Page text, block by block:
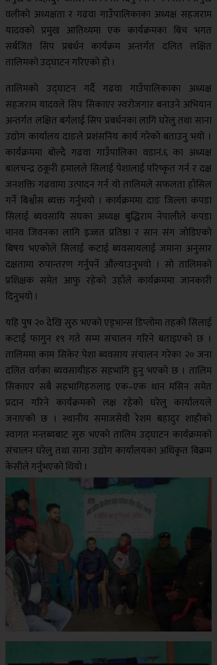
वलीको अध्यक्षता र गढवा गाउँपालिकाका अध्यक्ष सहजराम
यादवको प्रमुख आतिथ्यमा एक कार्यक्रमका बिच भगत
सर्बजित सिप प्रबर्धन कार्यक्रम अन्तर्गत दलित लक्षित
तालिमको उद्घाटन गरिएको हो ।
तालिमको उद्घाटन गर्दै गढवा गाउँपालिकाका अध्यक्ष
सहजराम यादवले सिप सिकाएर स्वरोजगार बनाउने अभियान
अन्तर्गत लक्षित बर्गलाई सिप प्रबर्धनका लागि घरेलु तथा साना
उद्योग कार्यालय दाङले प्रशंसनिय कार्य गरेको बताउनु भयो ।
कार्यक्रममा बोल्दै गढवा गाउँपालिका वडानं.६ का अध्यक्ष
बालचन्द्र ठकूरी हमालले सिलाई पेशालाई परिष्कृत गर्न र दक्ष
जनशक्ति गढवामा उत्पादन गर्न यो तालिमले सफलता हाँसिल
गर्ने बिश्वाँस ब्यक्त गर्नुभयो । कार्यक्रममा दाङ जिल्ला कपडा
सिलाई ब्यवसायि संघका अध्यक्ष बुद्धिराम नेपालीले कपडा
मानव जिवनका लागि इज्जत प्रतिष्ठा र सान संग जोडिएको
बिषय भएकोले सिलाई कटाई ब्यवसायलाई जमाना अनुसार
दक्षतामा रुपान्तरण गर्नुपर्ने औंल्याउनुभयो । सो तालिमको
प्रशिक्षक समेत आफु रहेको उहाँले कार्यक्रममा जानकारी
दिनुभयो ।
यहि पुष २० देखि सुरु भएको एड्भान्स डिप्लोमा तहको सिलाई
कटाई फागुन १९ गते सम्म संचालन गरिने बताइएको छ ।
तालिममा काम सिकेर पेशा ब्यवसाय संचालन गरेका २० जना
दलित वर्गका ब्यवसायीहरु सहभागि हुनु भएको छ । तालिम
सिकाएर सबै सहभागिहरुलाइ एक–एक थान मसिन समेत
प्रदान गरिने कार्यक्रमको लक्ष रहेको घरेलु कार्यालयले
जनाएको छ । स्थानीय समाजसेवी रेशम बहादुर शाहीको
स्वागत मन्तब्यबाट सुरु भएको तालिम उद्घाटन कार्यक्रमको
संचालन घरेलु तथा साना उद्योग कार्यालयका अधिकृत बिक्रम
केसीले गर्नुभएको थियो ।